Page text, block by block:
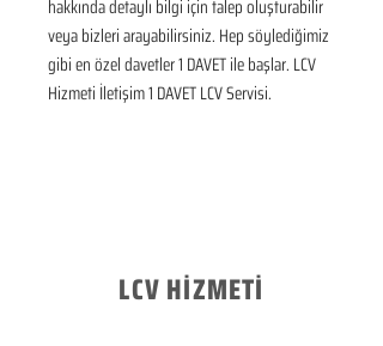
hakkında detaylı bilgi için talep oluşturabilir
veya bizleri arayabilirsiniz. Hep söylediğimiz
gibi en özel davetler 1 DAVET ile başlar. LCV
Hizmeti İletişim 1 DAVET LCV Servisi.
LCV HİZMETİ